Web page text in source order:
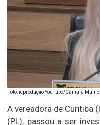
Foto: reprodução YouTube/Câmara
A vereadora de Curitiba
(PL), passou a ser